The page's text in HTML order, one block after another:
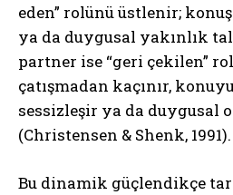
eden” rolünü üstlenir;
ya da duygusal yakınlık
partner ise “geri çekilen”
çatışmadan kaçınır,
sessizleşir ya da duygusal
(Christensen & Shenk, 1991).
Bu dinamik güçlendikçe